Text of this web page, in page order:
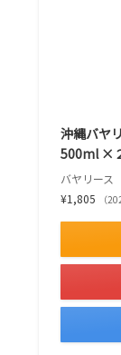
沖縄バヤ
500ml ×
バヤリース
¥1,805
（